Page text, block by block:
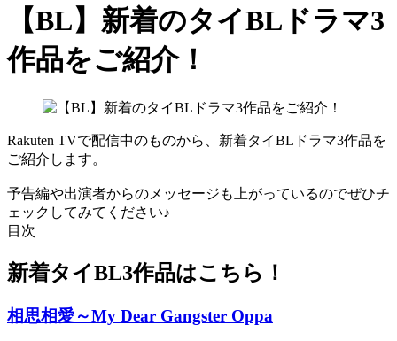
【BL】新着のタイBLドラマ3
作品をご紹介！
Rakuten TVで配信中のものから、新着タイBLドラマ3作品を
ご紹介します。
予告編や出演者からのメッセージも上がっているのでぜひチ
ェックしてみてください♪
目次
新着タイBL3作品はこちら！
相思相愛～My Dear Gangster Oppa